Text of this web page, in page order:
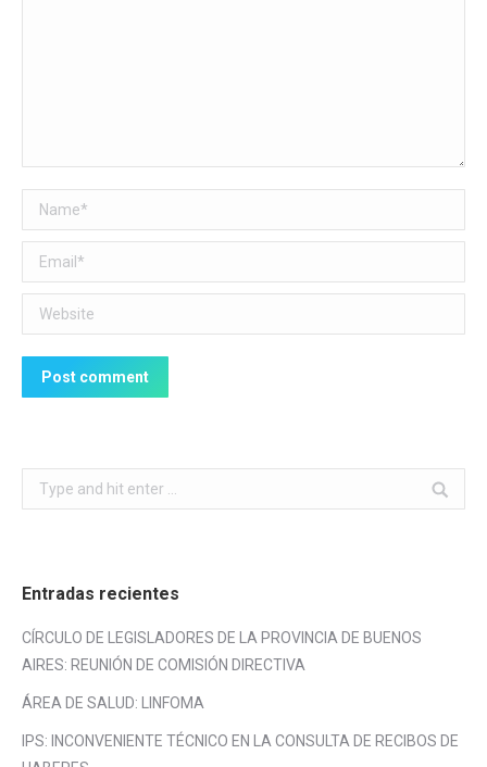
Name *
Email *
Website
Post comment
Search:
Entradas recientes
CÍRCULO DE LEGISLADORES DE LA PROVINCIA DE BUENOS
AIRES: REUNIÓN DE COMISIÓN DIRECTIVA
ÁREA DE SALUD: LINFOMA
IPS: INCONVENIENTE TÉCNICO EN LA CONSULTA DE RECIBOS DE